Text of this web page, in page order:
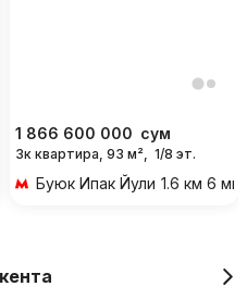
1 866 600 000 сум
3к квартира, 93 м², 1/8 эт.
Буюк Ипак Йули 1.6 км 6